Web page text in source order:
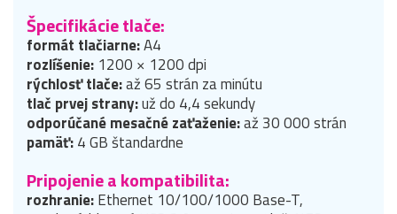
Špecifikácie tlače:
formát tlačiarne:A4
rozlíšenie: 1200 × 1200 dpi
rýchlosť tlače:až 65 strán za minútu
tlač prvej strany:už do 4,4 sekundy
odporúčané mesačné zaťaženie:až 30 000 strán
pamäť:4 GB štandardne
Pripojenie a kompatibilita:
rozhranie:Ethernet 10/100/1000 Base-T,